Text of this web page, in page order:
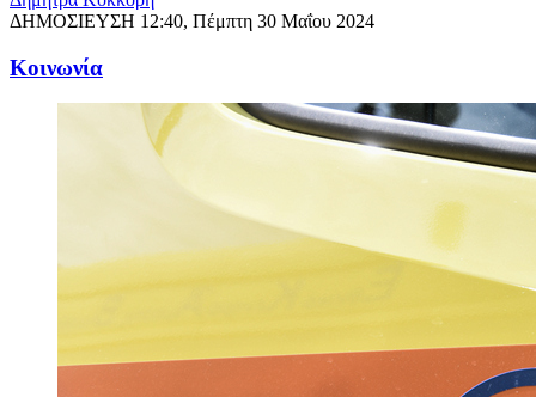
ΔΗΜΟΣΙΕΥΣΗ 12:40, Πέμπτη 30 Μαΐου 2024
Κοινωνία